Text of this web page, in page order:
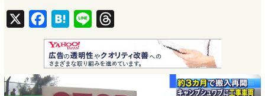
a
c
e
b
H
a
t
e
n
i
n
e
h
r
e
a